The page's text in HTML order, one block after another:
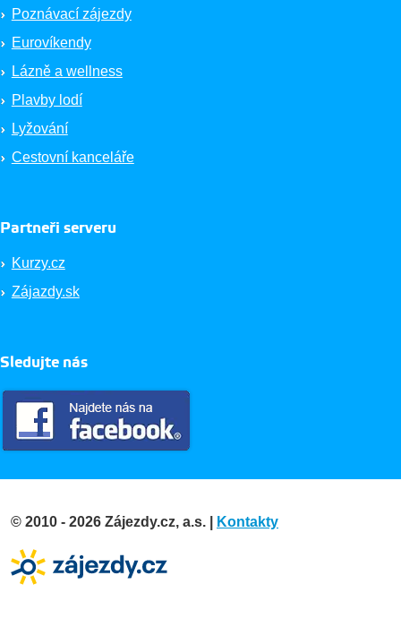
Poznávací zájezdy
Eurovíkendy
Lázně a wellness
Plavby lodí
Lyžování
Cestovní kanceláře
Partneři serveru
Kurzy.cz
Zájazdy.sk
Sledujte nás
© 2010 - 2026 Zájezdy.cz, a.s. | Kontakty